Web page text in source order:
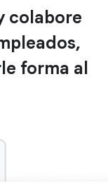
colabore
forma al